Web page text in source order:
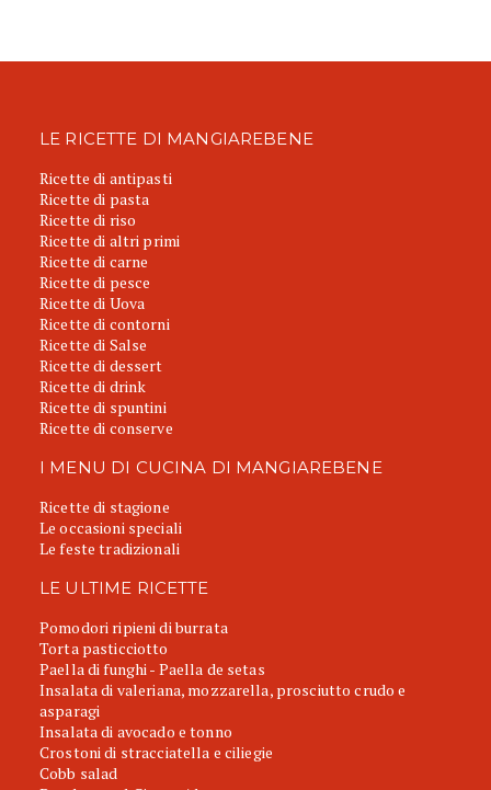
LE RICETTE DI MANGIAREBENE
Ricette di antipasti
Ricette di pasta
Ricette di riso
Ricette di altri primi
Ricette di carne
Ricette di pesce
Ricette di Uova
Ricette di contorni
Ricette di Salse
Ricette di dessert
Ricette di drink
Ricette di spuntini
Ricette di conserve
I MENU DI CUCINA DI MANGIAREBENE
Ricette di stagione
Le occasioni speciali
Le feste tradizionali
LE ULTIME RICETTE
Pomodori ripieni di burrata
Torta pasticciotto
Paella di funghi - Paella de setas
Insalata di valeriana, mozzarella, prosciutto crudo e
asparagi
Insalata di avocado e tonno
Crostoni di stracciatella e ciliegie
Cobb salad